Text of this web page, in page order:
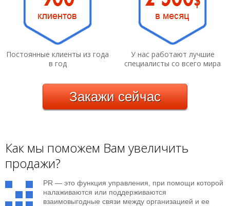
Постоянные клиенты из года
в год
У нас работают лучшие
специалисты со всего мира
Закажисейчас
Как мы поможем Вам увеличить
продажи?
PR — это функция управления, при помощи которой
налаживаются или поддерживаются
взаимовыгодные связи между организацией и ее